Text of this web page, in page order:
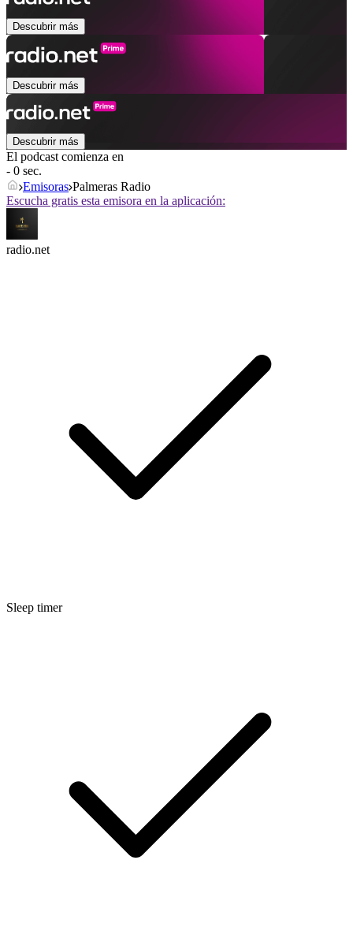
Descubrir más
Descubrir más
Descubrir más
El podcast comienza en
- 0 sec.
Emisoras Palmeras Radio
Escucha gratis esta emisora en la aplicación:
radio.net
Sleep timer